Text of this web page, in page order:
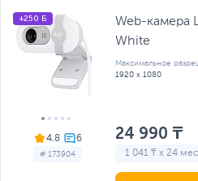
4.8
# 173904
+250 Б
Web-камера
White
Максимальное
1920 x 1080
24 990 ₸
1 041 ₸ x 24 мес